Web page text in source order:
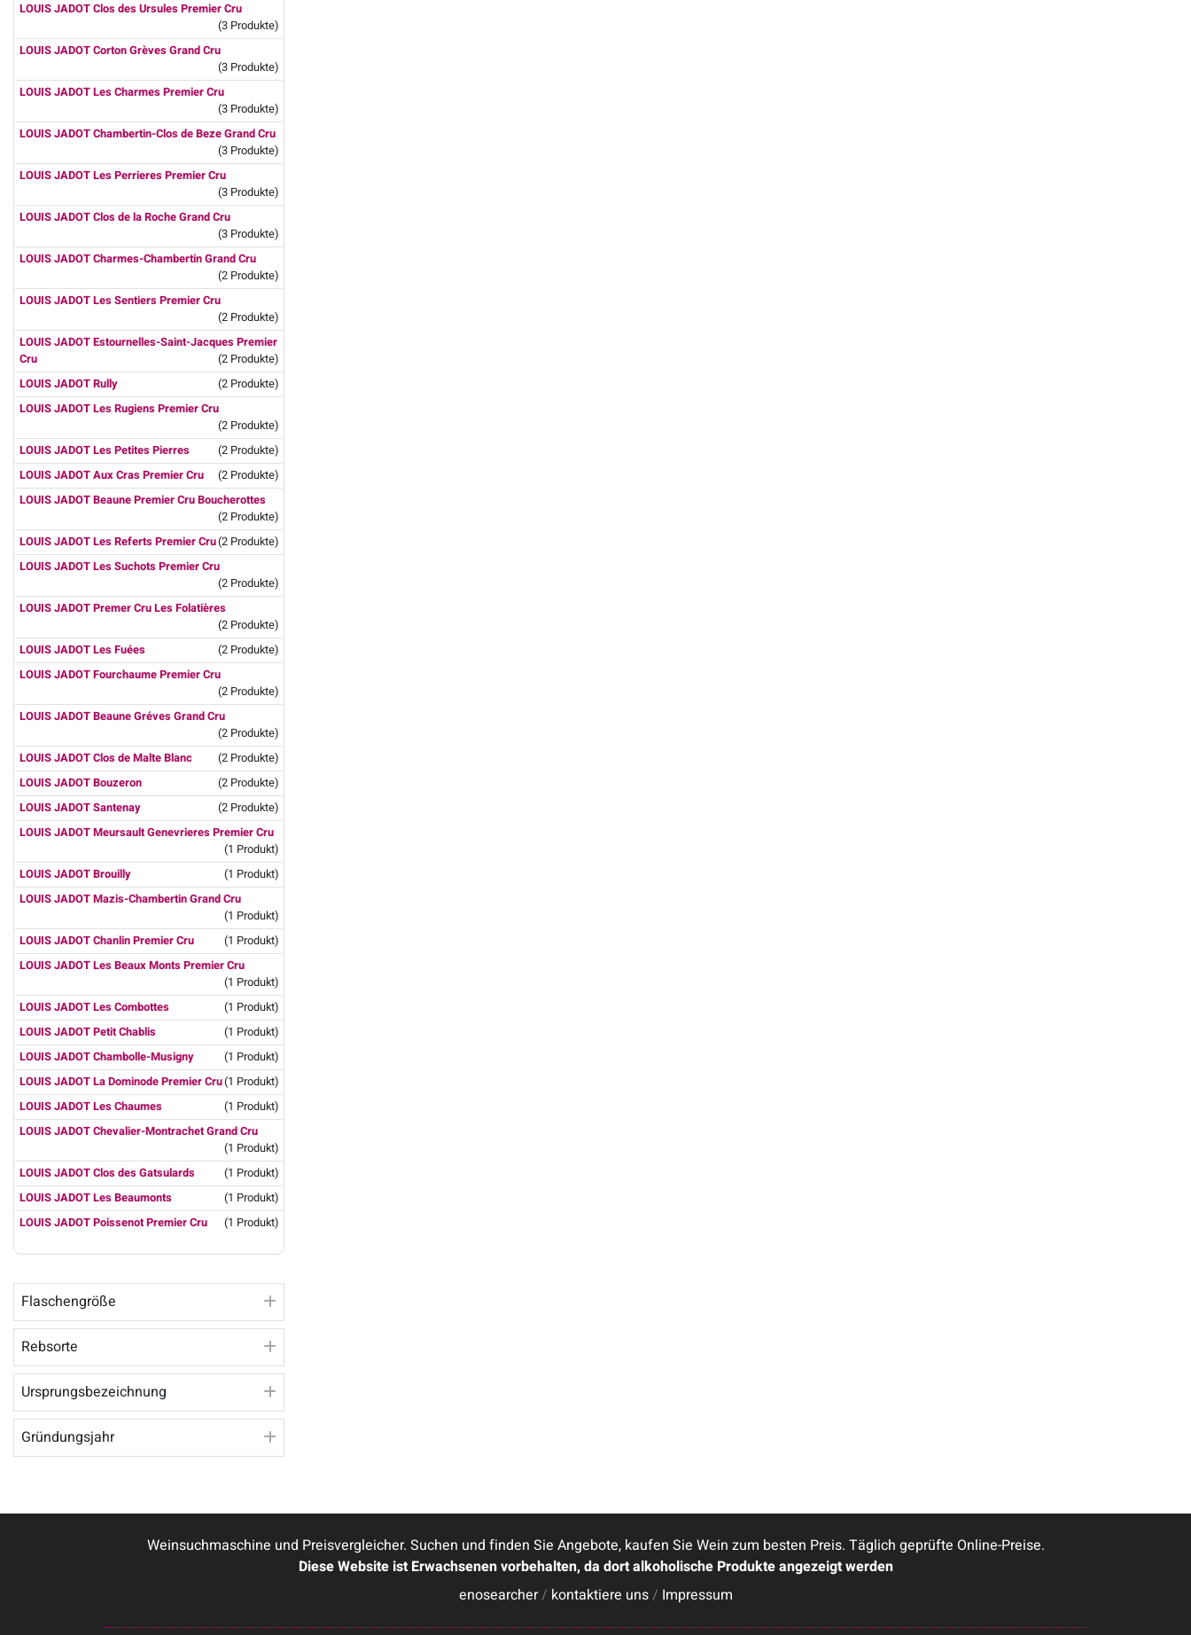
LOUIS JADOT Clos des Ursules Premier Cru
(3 Produkte)
LOUIS JADOT Corton Grèves Grand Cru
(3 Produkte)
LOUIS JADOT Les Charmes Premier Cru
(3 Produkte)
LOUIS JADOT Chambertin-Clos de Beze Grand Cru
(3 Produkte)
LOUIS JADOT Les Perrieres Premier Cru
(3 Produkte)
LOUIS JADOT Clos de la Roche Grand Cru
(3 Produkte)
LOUIS JADOT Charmes-Chambertin Grand Cru
(2 Produkte)
LOUIS JADOT Les Sentiers Premier Cru
(2 Produkte)
LOUIS JADOT Estournelles-Saint-Jacques Premier
Cru
(2 Produkte)
LOUIS JADOT Rully
(2 Produkte)
LOUIS JADOT Les Rugiens Premier Cru
(2 Produkte)
LOUIS JADOT Les Petites Pierres
(2 Produkte)
LOUIS JADOT Aux Cras Premier Cru
(2 Produkte)
LOUIS JADOT Beaune Premier Cru Boucherottes
(2 Produkte)
LOUIS JADOT Les Referts Premier Cru(2 Produkte)
LOUIS JADOT Les Suchots Premier Cru
(2 Produkte)
LOUIS JADOT Premer Cru Les Folatières
(2 Produkte)
LOUIS JADOT Les Fuées
(2 Produkte)
LOUIS JADOT Fourchaume Premier Cru
(2 Produkte)
LOUIS JADOT Beaune Gréves Grand Cru
(2 Produkte)
LOUIS JADOT Clos de Malte Blanc
(2 Produkte)
LOUIS JADOT Bouzeron
(2 Produkte)
LOUIS JADOT Santenay
(2 Produkte)
LOUIS JADOT Meursault Genevrieres Premier Cru
(1 Produkt)
LOUIS JADOT Brouilly
(1 Produkt)
LOUIS JADOT Mazis-Chambertin Grand Cru
(1 Produkt)
LOUIS JADOT Chanlin Premier Cru
(1 Produkt)
LOUIS JADOT Les Beaux Monts Premier Cru
(1 Produkt)
LOUIS JADOT Les Combottes
(1 Produkt)
LOUIS JADOT Petit Chablis
(1 Produkt)
LOUIS JADOT Chambolle-Musigny
(1 Produkt)
LOUIS JADOT La Dominode Premier Cru(1 Produkt)
LOUIS JADOT Les Chaumes
(1 Produkt)
LOUIS JADOT Chevalier-Montrachet Grand Cru
(1 Produkt)
LOUIS JADOT Clos des Gatsulards
(1 Produkt)
LOUIS JADOT Les Beaumonts
(1 Produkt)
LOUIS JADOT Poissenot Premier Cru
(1 Produkt)
Flaschengröße
Rebsorte
Ursprungsbezeichnung
Gründungsjahr
Weinsuchmaschine und Preisvergleicher. Suchen und finden Sie Angebote, kaufen Sie Wein zum besten Preis. Täglich geprüfte Online-Preise.
Diese Website ist Erwachsenen vorbehalten, da dort alkoholische Produkte angezeigt werden
enosearcher/ kontaktiere uns/ Impressum